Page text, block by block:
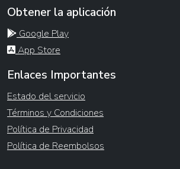
Obtener la aplicación
Google Play
App Store
Enlaces Importantes
Estado del servicio
Términos y Condiciones
Política de Privacidad
Política de Reembolsos